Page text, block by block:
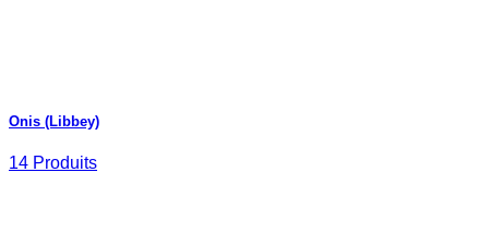
Onis (Libbey)
14 Produits